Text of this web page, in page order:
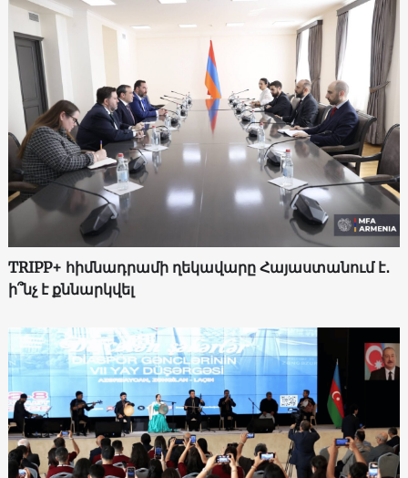
TRIPP+ հիմնադրամի ղեկավարը Հայաստանում է․
ի՞նչ է քննարկվել